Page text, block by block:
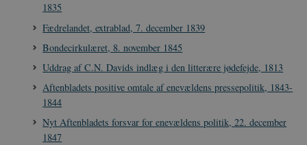
1835
Fædrelandet, extrablad, 7. december 1839
Bondecirkulæret, 8. november 1845
Uddrag af C.N. Davids indlæg i den litterære jødefejde, 1813
Aftenbladets positive omtale af enevældens pressepolitik, 1843-
1844
Nyt Aftenbladets forsvar for enevældens politik, 22. december
1847
.spotify.com
JSESSIONID
Oracle Corporation
Session